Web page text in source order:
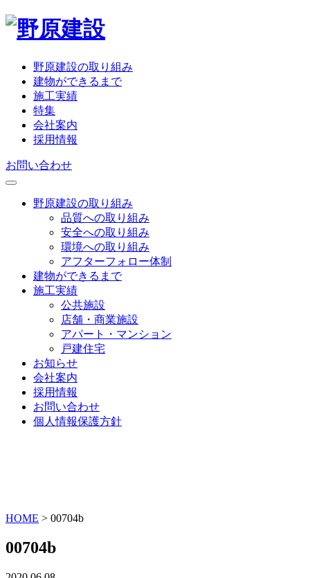
野原建設の取り組み
建物ができるまで
施工実績
特集
会社案内
採用情報
お問い合わせ
野原建設の取り組み
品質への取り組み
安全への取り組み
環境への取り組み
アフターフォロー体制
建物ができるまで
施工実績
公共施設
店舗・商業施設
アパート・マンション
戸建住宅
お知らせ
会社案内
採用情報
お問い合わせ
個人情報保護方針
HOME > 00704b
00704b